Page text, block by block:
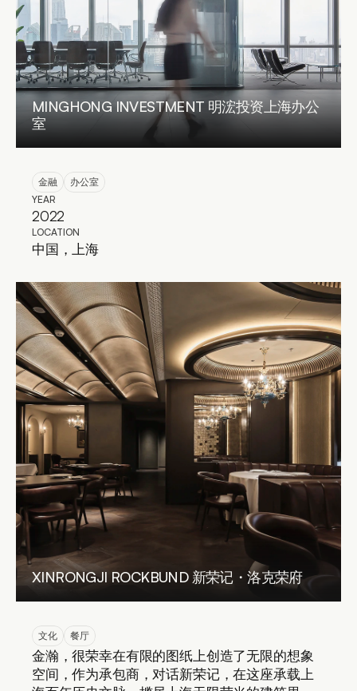
MINGHONG INVESTMENT 明浤投资上海办公
室
金融
办公室
YEAR
2022
LOCATION
中国，上海
XINRONGJI ROCKBUND 新荣记・洛克荣府
文化 餐厅
金瀚，很荣幸在有限的图纸上创造了无限的想象
空间，作为承包商，对话新荣记，在这座承载上